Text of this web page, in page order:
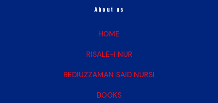
About us
HOME
RISALE-I NUR
BEDIUZZAMAN SAID NURSI
BOOKS